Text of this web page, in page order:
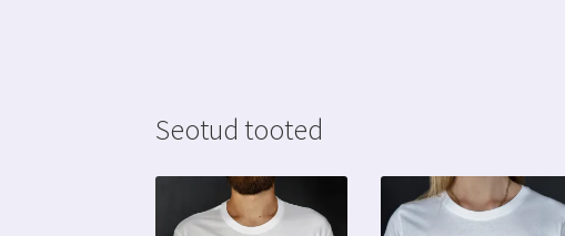
Seotud tooted